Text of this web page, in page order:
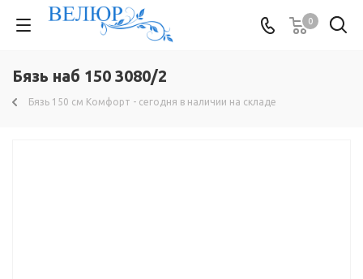
0
Бязь наб 150 3080/2
Бязь 150 см Комфорт - сегодня в наличии на складе